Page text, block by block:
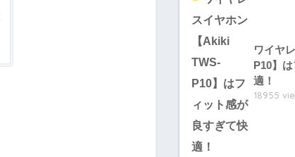
ワイヤ
P10】
適！
18955